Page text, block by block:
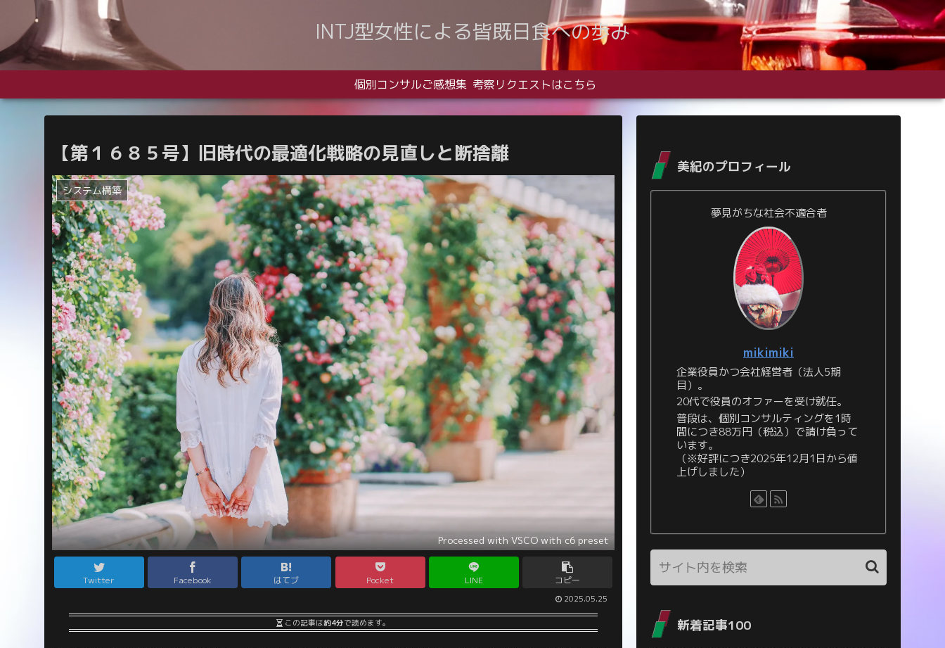
INTJ型女性による皆既日食への歩み
個別コンサルご感想集 考察リクエストはこちら
【第１６８５号】 旧時代の最適化戦略の見直しと断捨離
システム構築
Processed with VSCO with c6 preset
Twitter Facebook はてブ Pocket LINE コピー
2025.05.25
この記事は約4分で読めます。
美紀のプロフィール
夢見がちな社会不適合者
mikimiki
企業役員かつ会社経営者（法人5期
目）。
20代で役員のオファーを受け就任。
普段は、個別コンサルティングを1時
間につき88万円（税込）で請け負って
います。
（※好評につき2025年12月1日から値
上げしました）
新着記事100